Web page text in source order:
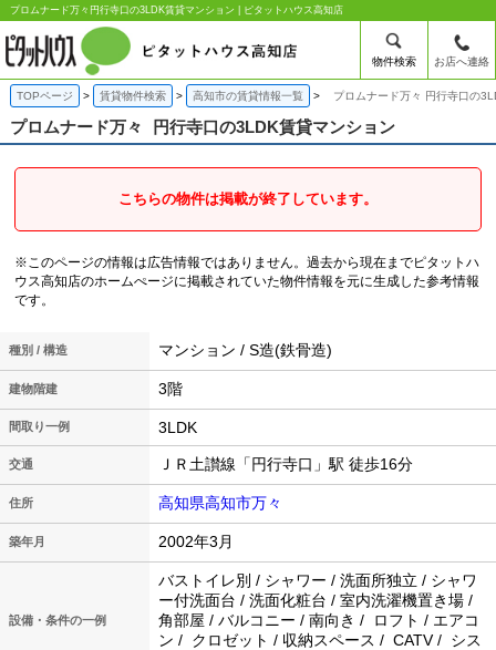
プロムナード万々円行寺口の3LDK賃貸マンション | ピタットハウス高知店
物件検索 お店へ連絡
TOPページ 賃貸物件検索 高知市の賃貸情報一覧 プロムナード万々 円行寺口の
プロムナード万々 円行寺口の3LDK賃貸マンション
こちらの物件は掲載が終了しています。
※このページの情報は広告情報ではありません。過去から現在までピタットハ
ウス高知店のホームぺージに掲載されていた物件情報を元に生成した参考情報
です。
種別 / 構造 マンション / S造(鉄骨造)
建物階建 3階
間取り一例 3LDK
交通 ＪＲ土讃線「円行寺口」駅 徒歩16分
住所 高知県高知市万々
築年月 2002年3月
設備・条件の一例
バストイレ別 / シャワー / 洗面所独立 / シャワ
ー付洗面台 / 洗面化粧台 / 室内洗濯機置き場 /
角部屋 / バルコニー / 南向き / ロフト / エアコ
ン / クロゼット / 収納スペース / CATV / シス